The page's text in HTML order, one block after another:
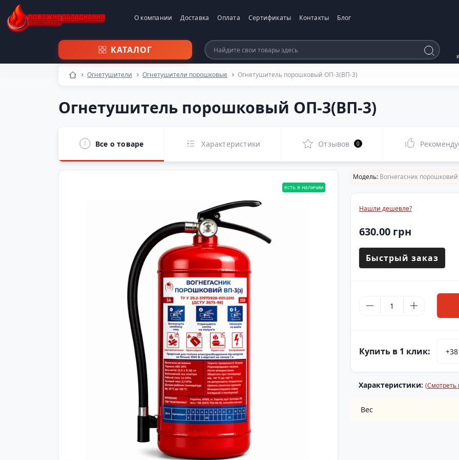
О компании Доставка Оплата Сертификаты Контакты Блог
КАТАЛОГ
Огнетушители Огнетушители порошковые Огнетушитель порошковый ОП-3(ВП-3)​
Огнетушитель порошковый ОП-3(ВП-3)​
Все о товаре Характеристики Отзывов 0
есть в наличии
Модель: Вогнегасник
Нашли дешевле?
630.00 грн
Быстрый заказ
Купить в 1 клик:
Характеристики: (Смотреть
Вес